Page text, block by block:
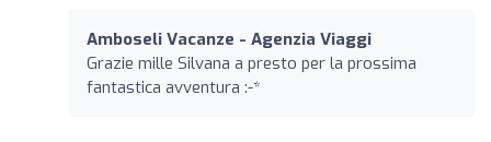
Amboseli Vacanze - Agenzia Viaggi
Grazie mille Silvana a presto per la prossima
fantastica avventura :-*